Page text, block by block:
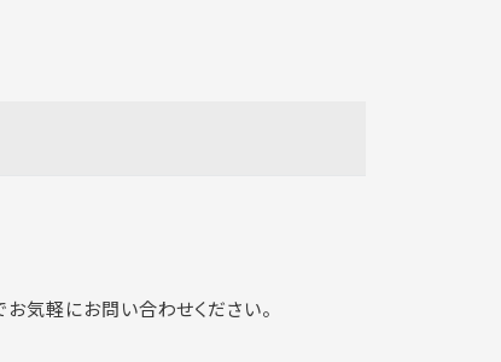
気軽にお問い合わせください。